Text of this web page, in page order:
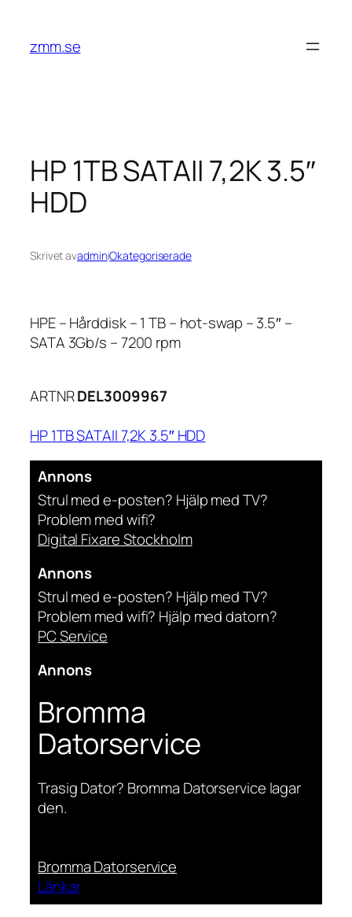
innehåll
zmm.se
HP 1TB SATAII 7,2K 3.5″
HDD
Skrivet avadminiOkategoriserade
HPE – Hårddisk – 1 TB – hot-swap – 3.5″ –
SATA 3Gb/s – 7200 rpm
ARTNRDEL3009967
HP 1TB SATAII 7,2K 3.5″ HDD
Annons
Strul med e-posten? Hjälp med TV?
Problem med wifi?
Digital Fixare Stockholm
Annons
Strul med e-posten? Hjälp med TV?
Problem med wifi? Hjälp med datorn?
PC Service
Annons
Bromma
Datorservice
Trasig Dator? Bromma Datorservice lagar
den.
Bromma Datorservice
Länkar